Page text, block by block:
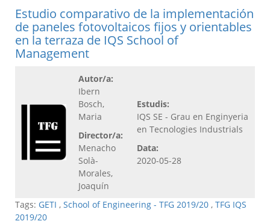
Estudio comparativo de la implementación
de paneles fotovoltaicos fijos y orientables
en la terraza de IQS School of
Management
Autor/a:
Ibern
Bosch,
Maria
Director/a:
Menacho
Solà-
Morales,
Joaquín
Estudis:
IQS SE - Grau en Enginyeria
en Tecnologies Industrials
Data:
2020-05-28
Tags: GETI , School of Engineering - TFG 2019/20 , TFG IQS
2019/20